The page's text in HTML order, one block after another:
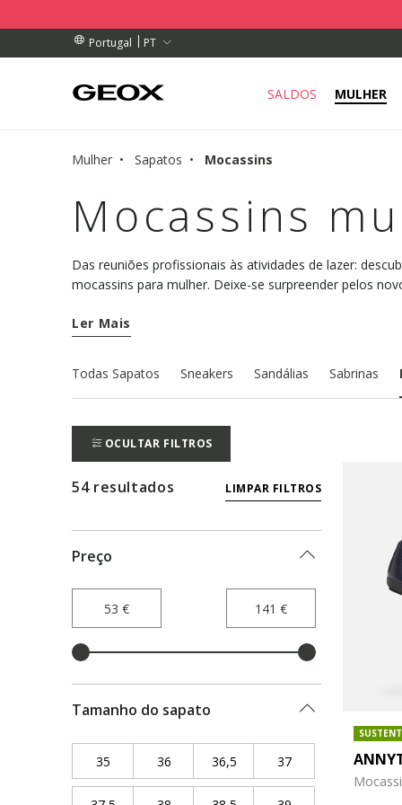
Portugal
PT
ACIMA DE 89,00 €
RECOLHA PERTO DE SI.
ACIMA DE 89,00 €
SALDOS MULHER
Mulher Sapatos Mocassins
Mocassins
Das reuniões profissionais às atividades de lazer:
mocassins para mulher. Deixe-se surpreender pelos
Ler Mais
Todas Sapatos Sneakers Sandálias Sabrinas
OCULTAR FILTROS
54 resultados LIMPAR FILTROS
Preço
Tamanho do sapato
35 Refine by Tamanho do sapato: 35
36 Refine by Tamanho do sapato: 36
36,5 Refine by Tamanho do
37Refine by